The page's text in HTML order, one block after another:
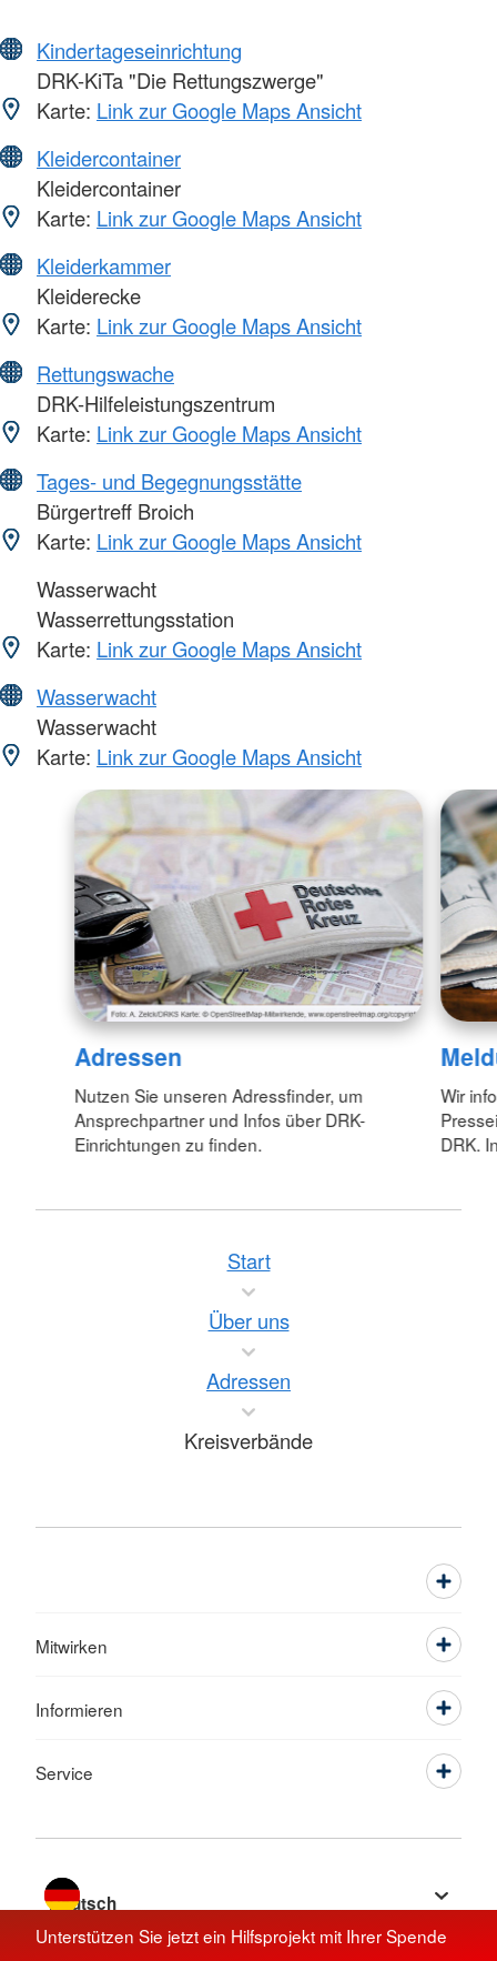
Kindertageseinrichtung
DRK-KiTa "Die Rettungszwerge"
Karte: Link zur Google Maps Ansicht
Kleidercontainer
Kleidercontainer
Karte: Link zur Google Maps Ansicht
Kleiderkammer
Kleiderecke
Karte: Link zur Google Maps Ansicht
Rettungswache
DRK-Hilfeleistungszentrum
Karte: Link zur Google Maps Ansicht
Tages- und Begegnungsstätte
Bürgertreff Broich
Karte: Link zur Google Maps Ansicht
Wasserwacht
Wasserrettungsstation
Karte: Link zur Google Maps Ansicht
Wasserwacht
Wasserwacht
Karte: Link zur Google Maps Ansicht
Adressen
Nutzen Sie unseren Adressfinder, um
Ansprechpartner und Infos über DRK-
Einrichtungen zu finden.
Wir
DRK.
Unterstützen Sie jetzt ein Hilfsprojekt mit Ihrer Spende
Start
Über uns
Adressen
Kreisverbände
Mitwirken
Informieren
Service
Sprache wechseln zu